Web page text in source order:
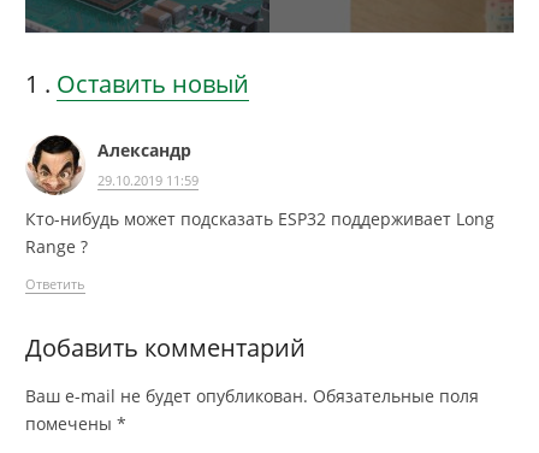
1 комментарий
. Оставить новый
Александр
29.10.2019 11:59
Кто-нибудь может подсказать ESP32 поддерживает Long
Range ?
Ответить
Добавить комментарий
Ваш e-mail не будет опубликован. Обязательные поля
помечены *